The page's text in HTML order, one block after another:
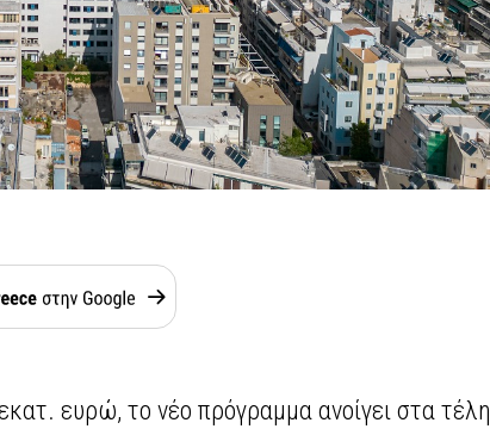
ευρώ, το νέο πρόγραμμα ανοίγει στα τέλη